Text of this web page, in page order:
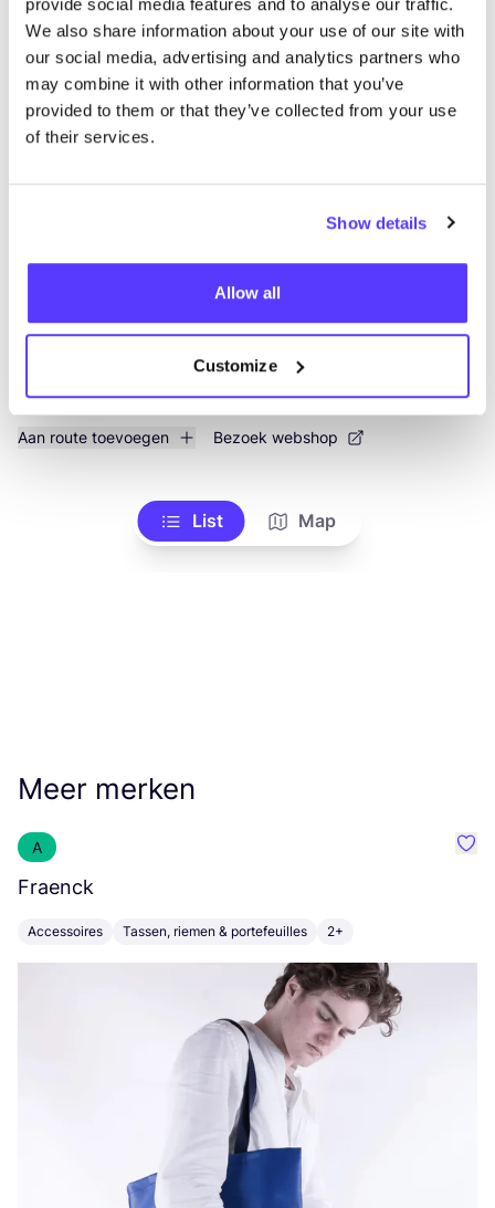
provide social media features and to analyse our traffic.
We also share information about your use of our site with
our social media, advertising and analytics partners who
may combine it with other information that you’ve
provided to them or that they’ve collected from your use
of their services.
Show details
Allow all
Customize
Zoek
Toon alle 1 winkels in de buurt
Urban Bozz | Betty Bozz
Kleding Accessories
Aan route toevoegen Bezoek webshop
List Map
Meer merken
A
Fraenck
Accessoires Tassen, riemen & portefeuilles 2+